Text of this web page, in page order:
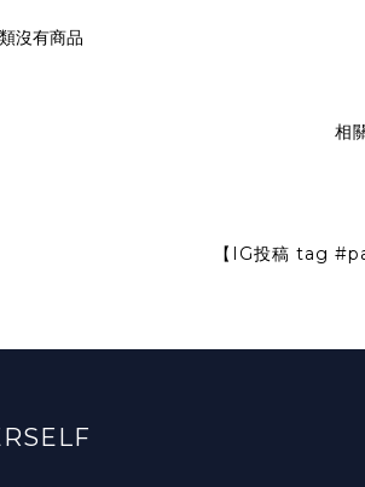
沒有商品
相
【IG投稿 tag